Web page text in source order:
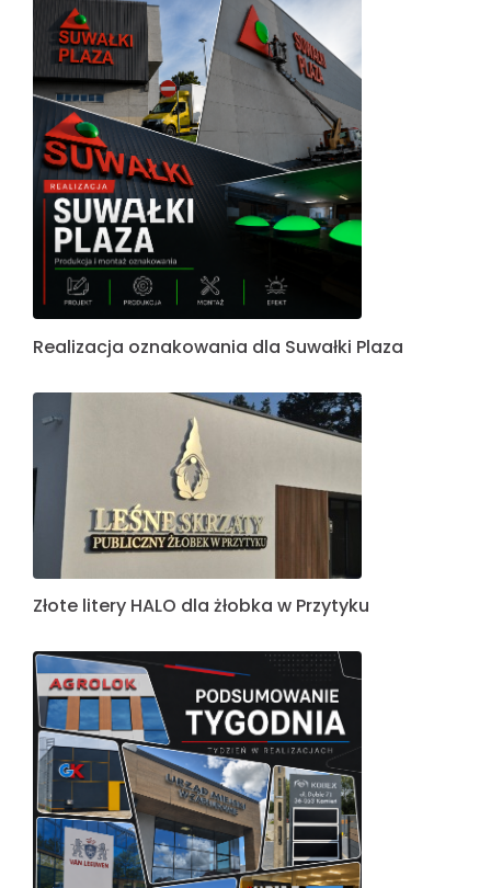
Realizacja oznakowania dla Suwałki Plaza
Złote litery HALO dla żłobka w Przytyku